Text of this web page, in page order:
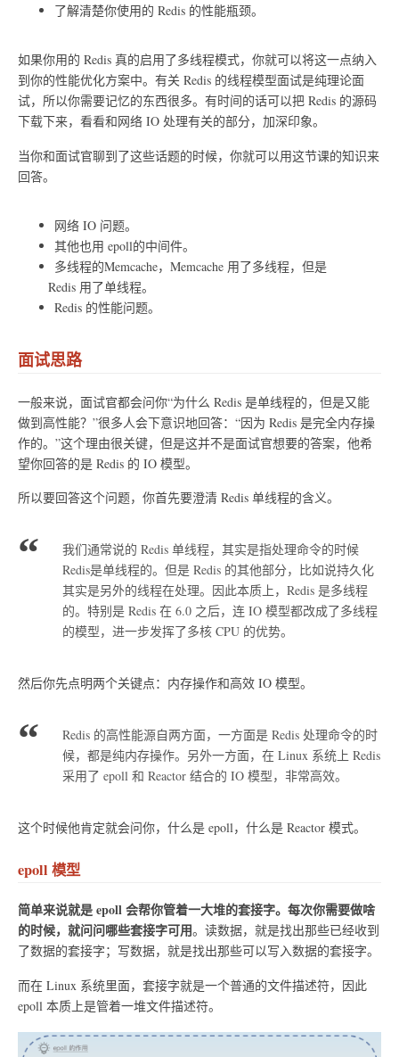
了解清楚你使用的 Redis 的性能瓶颈。
如果你用的 Redis 真的启用了多线程模式，你就可以将这一点纳入
到你的性能优化方案中。有关 Redis 的线程模型面试是纯理论面
试，所以你需要记忆的东西很多。有时间的话可以把 Redis 的源码
下载下来，看看和网络 IO 处理有关的部分，加深印象。
当你和面试官聊到了这些话题的时候，你就可以用这节课的知识来
回答。
网络 IO 问题。
其他也用 epoll的中间件。
多线程的Memcache，Memcache 用了多线程，但是
Redis 用了单线程。
Redis 的性能问题。
面试思路
一般来说，面试官都会问你“为什么 Redis 是单线程的，但是又能
做到高性能？”很多人会下意识地回答：“因为 Redis 是完全内存操
作的。”这个理由很关键，但是这并不是面试官想要的答案，他希
望你回答的是 Redis 的 IO 模型。
所以要回答这个问题，你首先要澄清 Redis 单线程的含义。
我们通常说的 Redis 单线程，其实是指处理命令的时候
Redis是单线程的。但是 Redis 的其他部分，比如说持久化
其实是另外的线程在处理。因此本质上，Redis 是多线程
的。特别是 Redis 在 6.0 之后，连 IO 模型都改成了多线程
的模型，进一步发挥了多核 CPU 的优势。
然后你先点明两个关键点：内存操作和高效 IO 模型。
Redis 的高性能源自两方面，一方面是 Redis 处理命令的时
候，都是纯内存操作。另外一方面，在 Linux 系统上 Redis
采用了 epoll 和 Reactor 结合的 IO 模型，非常高效。
这个时候他肯定就会问你，什么是 epoll，什么是 Reactor 模式。
epoll 模型
简单来说就是 epoll 会帮你管着一大堆的套接字。每次你需要做啥
的时候，就问问哪些套接字可用。读数据，就是找出那些已经收到
了数据的套接字；写数据，就是找出那些可以写入数据的套接字。
而在 Linux 系统里面，套接字就是一个普通的文件描述符，因此
epoll 本质上是管着一堆文件描述符。